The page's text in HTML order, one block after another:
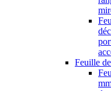
Feuille